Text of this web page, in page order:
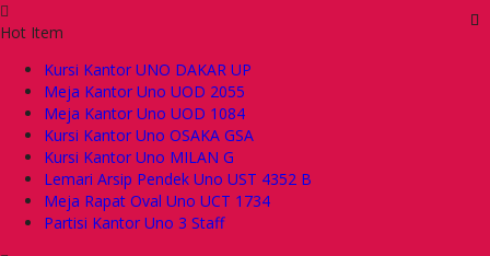
Hot Item
Kursi Kantor UNO DAKAR UP
Meja Kantor Uno UOD 2055
Meja Kantor Uno UOD 1084
Kursi Kantor Uno OSAKA GSA
Kursi Kantor Uno MILAN G
Lemari Arsip Pendek Uno UST 4352 B
Meja Rapat Oval Uno UCT 1734
Partisi Kantor Uno 3 Staff